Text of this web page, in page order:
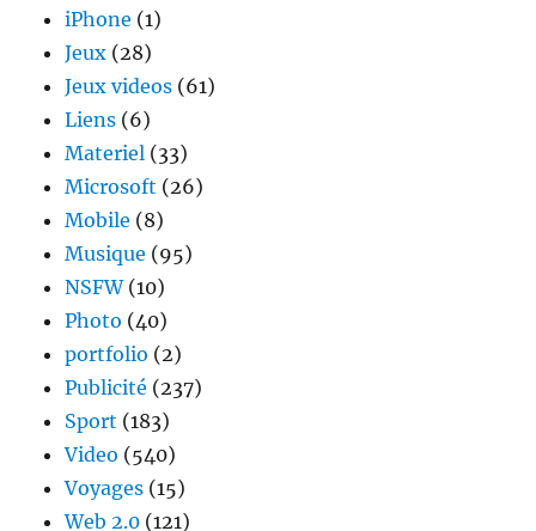
iPhone (1)
Jeux (28)
Jeux videos (61)
Liens (6)
Materiel (33)
Microsoft (26)
Mobile (8)
Musique (95)
NSFW(10)
Photo (40)
portfolio (2)
Publicité (237)
Sport (183)
Video (540)
Voyages (15)
Web 2.0 (121)